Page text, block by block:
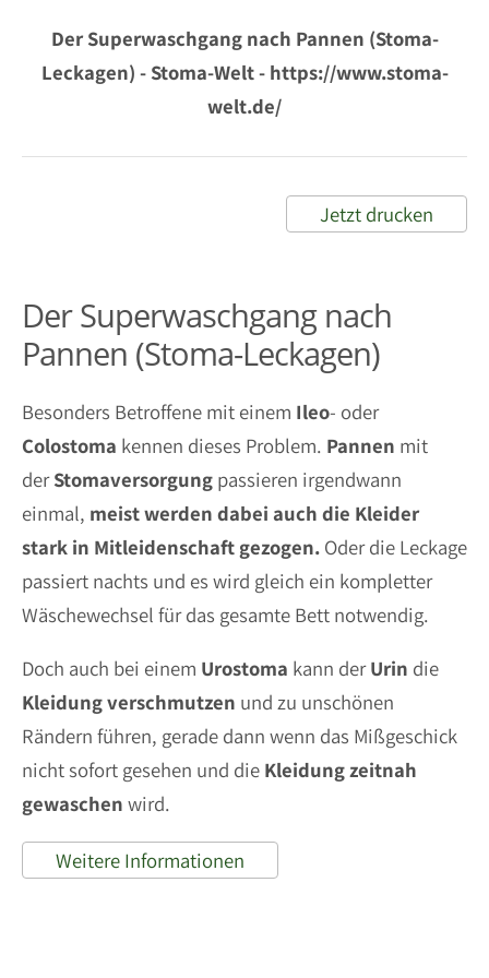
Der Superwaschgang nach Pannen (Stoma-
Leckagen) - Stoma-Welt - https://www.stoma-
welt.de/
Jetzt drucken
Der Superwaschgang nach
Pannen (Stoma-Leckagen)
Besonders Betroffene mit einem Ileo- oder
Colostoma kennen dieses Problem. Pannen mit
derStomaversorgung passieren irgendwann
einmal, meist werden dabei auch die Kleider
stark in Mitleidenschaft gezogen. Oder die Leckage
passiert nachts und es wird gleich ein kompletter
Wäschewechsel für das gesamte Bett notwendig.
Doch auch bei einem Urostoma kann derUrin die
Kleidungverschmutzen und zu unschönen
Rändern führen, gerade dann wenn das Mißgeschick
nicht sofort gesehen und die Kleidungzeitnah
gewaschen wird.
Weitere Informationen